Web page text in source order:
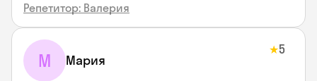
Репетитор: Валерия
М Мария
★5